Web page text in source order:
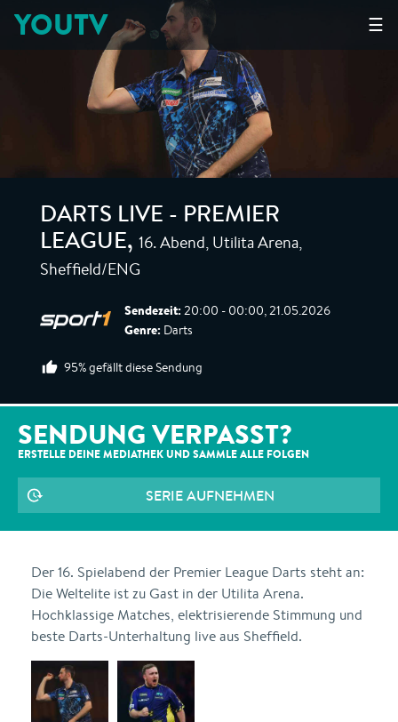
☰
YOUTV
DARTS LIVE - PREMIER
LEAGUE, 16. Abend, Utilita Arena,
Sheffield/ENG
Sendezeit: 20:00 - 00:00, 21.05.2026
Genre: Darts
95% gefällt diese Sendung
SENDUNG VERPASST?
ERSTELLE DEINE MEDIATHEK UND SAMMLE ALLE FOLGEN
SERIE AUFNEHMEN
Der 16. Spielabend der Premier League Darts steht an:
Die Weltelite ist zu Gast in der Utilita Arena.
Hochklassige Matches, elektrisierende Stimmung und
beste Darts-Unterhaltung live aus Sheffield.